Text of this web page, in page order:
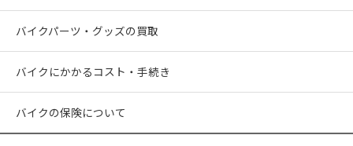
バイクパーツ・グッズの買取
バイクにかかるコスト・手続き
バイクの保険について